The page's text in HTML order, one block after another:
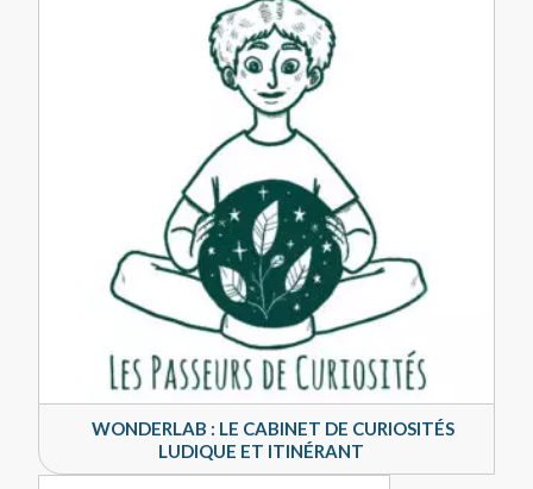
WONDERLAB : LE CABINET DE CURIOSITÉS
LUDIQUE ET ITINÉRANT